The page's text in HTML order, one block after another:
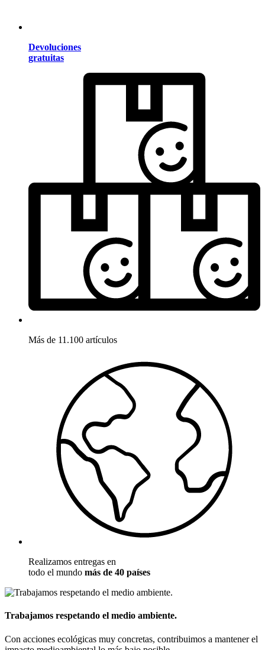
Devoluciones
gratuitas
Más de 11.100 artículos
Realizamos entregas en
todo el mundo más de 40 países
Trabajamos respetando el medio ambiente.
Con acciones ecológicas muy concretas, contribuimos a mantener el